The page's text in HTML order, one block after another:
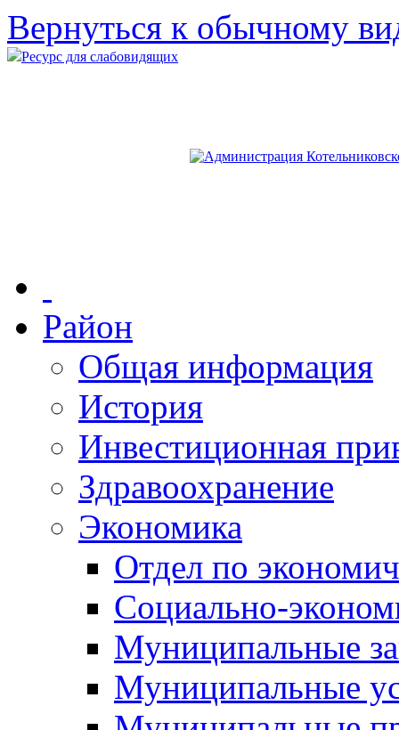
Вернуться к обычному
Ресурс для слабовидящих
Район
Общая информация
История
Инвестиционная
Здравоохранение
Экономика
Отдел по
Социально-
Муниципальные
Муниципальные